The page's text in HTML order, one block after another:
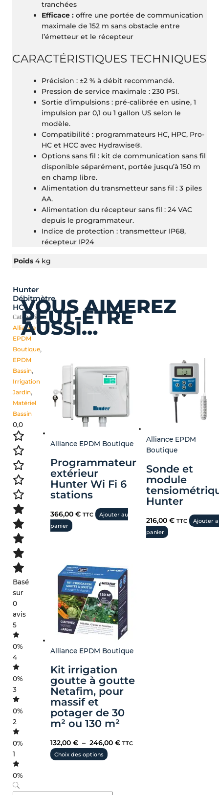
tranchées
Efficace : offre une portée de communication
maximale de 152 m sans obstacle entre
l’émetteur et le récepteur
CARACTÉRISTIQUES TECHNIQUES
Précision : ±2 % à débit recommandé.
Pression de service maximale : 230 PSI.
Sortie d’impulsions : pré-calibrée en usine, 1
impulsion par 0,1 ou 1 gallon US selon le
modèle.
Compatibilité : programmateurs HC, HPC, Pro-
HC et HCC avec Hydrawise®.
Options sans fil : kit de communication sans fil
disponible séparément, portée jusqu’à 150 m
en champ libre.
Alimentation du transmetteur sans fil : 3 piles
AA.
Alimentation du récepteur sans fil : 24 VAC
depuis le programmateur.
Indice de protection : transmetteur IP68,
récepteur IP24
Poids 4 kg
Hunter
Débitmètre
HC
Catégories
Alliance
EPDM
Boutique,
EPDM
Bassin,
Irrigation
Jardin,
Matériel
Bassin
0,0
Basé
sur
0
avis
5
0%
4
0%
3
0%
2
0%
1
0%
VOUS AIMEREZ
PEUT-ÊTRE
AUSSI…
Alliance EPDM Boutique
Programmateur
extérieur
Hunter Wi Fi 6
stations
366,00 € TTC
Ajouter au
panier
Alliance EPDM
Boutique
Sonde et
module
Hunter
216,00 € TTC
Ajouter
panier
Alliance EPDM Boutique
Kit irrigation
goutte à goutte
Netafim, pour
massif et
potager de 30
m² ou 130 m²
132,00 € – 246,00 €
de
prix :
132,00 €
TTC
Choix des options
produit
a
plusieurs
peuvent
être
choisies
la
page
produit